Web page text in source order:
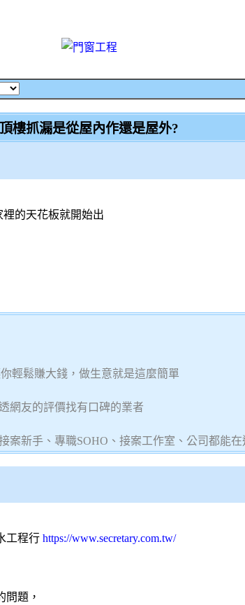
頂樓抓漏是從屋內作還是屋外?
的天花板就開始出
輕鬆賺大錢，做生意就是這麼簡單
網友的評價找有口碑的業者
案新手、專職SOHO、接案工作室、公司都能在
工程行 https://www.secretary.com.tw/
問題，